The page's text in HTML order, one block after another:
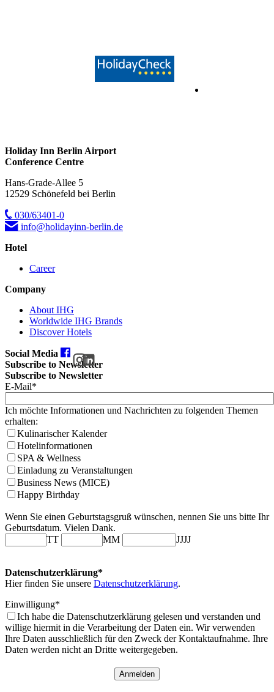
Holiday Inn Berlin Airport
Conference Centre
Hans-Grade-Allee 5
12529 Schönefeld bei Berlin
030/63401-0
info@holidayinn-berlin.de
Hotel
Career
Company
About IHG
Worldwide IHG Brands
Discover Hotels
Social Media
Subscribe to Newsletter
Subscribe to Newsletter
E-Mail*
Ich möchte Informationen und Nachrichten zu folgenden Themen
erhalten:
Kulinarischer Kalender
Hotelinformationen
SPA & Wellness
Einladung zu Veranstaltungen
Business News (MICE)
Happy Birthday
Wenn Sie einen Geburtstagsgruß wünschen, nennen Sie uns bitte Ihr
Geburtsdatum. Vielen Dank.
TT
MM JJJJ
Datenschutzerklärung*
Hier finden Sie unsere Datenschutzerklärung.
Einwilligung*
Ich habe die Datenschutzerklärung gelesen und verstanden und
willige hiermit in die Verarbeitung der Daten ein. Wir verwenden
Ihre Daten ausschließlich für den Zweck der Kontaktaufnahme. Ihre
Daten werden nicht an Dritte weitergegeben.
Anmelden